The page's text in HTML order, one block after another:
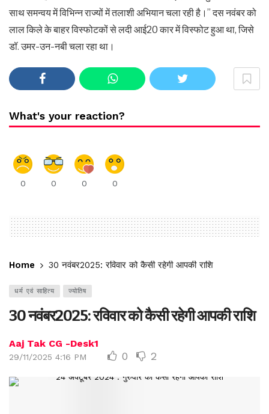
साथ समन्वय में विभिन्न राज्यों में तलाशी अभियान चला रही है।’’ दस नवंबर को
लाल किले के बाहर विस्फोटकों से लदी आई20 कार में विस्फोट हुआ था, जिसे
डॉ. उमर-उन-नबी चला रहा था।
What's your reaction?
0 0 0 0
Home 30 नवंबर2025: रविवार को कैसी रहेगी आपकी राशि
धर्म एवं साहित्य ज्योतिष
30 नवंबर2025: रविवार को कैसी रहेगी आपकी राशि
Aaj Tak CG -Desk1
29/11/2025 4:16 PM 0 2